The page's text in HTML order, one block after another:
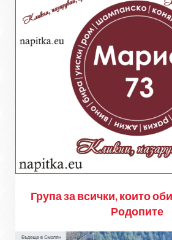
Група за всички, които
Родопите